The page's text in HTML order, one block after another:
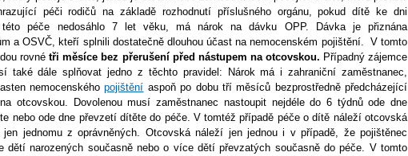
péči rodičů na základě rozhodnutí příslušného orgánu, pokud dítě ke dni
péče nedosáhlo 7 let věku, má nárok na dávku OPP. Dávka je přiznána
a OSVČ, kteří splnili dostatečně dlouhou účast na nemocenském pojištění. V tomto
rovnétři měsíce bez přerušení před nástupem na otcovskou. Případný zájemce
také dále splňovat jedno z těchto pravidel: Nárok má i zahraniční zaměstnanec,
nemocenskéhopojištění aspoň po dobu tří měsíců bezprostředně předcházející
otcovskou. Dovolenou musí zaměstnanec nastoupit nejdéle do 6 týdnů ode dne
nebo ode dne převzetí dítěte do péče. V tomtéž případě péče o dítě náleží otcovská
jen jednomu z oprávněných. Otcovská náleží jen jednou i v případě, že pojištěnec
dětí narozených současně nebo o více dětí převzatých současně do péče. V tomto